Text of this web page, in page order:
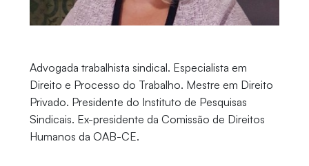
Advogada trabalhista sindical. Especialista em
Direito e Processo do Trabalho. Mestre em Direito
Privado. Presidente do Instituto de Pesquisas
Sindicais. Ex-presidente da Comissão de Direitos
Humanos da OAB-CE.